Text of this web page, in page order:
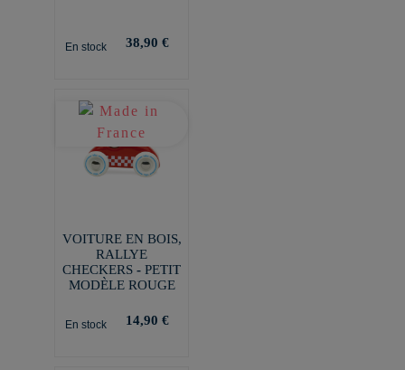
En stock 38,90 €
VOITURE EN BOIS,
RALLYE
CHECKERS - PETIT
MODÈLE ROUGE
En stock 14,90 €